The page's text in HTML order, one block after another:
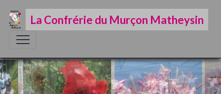
La Confrérie du Murçon Matheysin